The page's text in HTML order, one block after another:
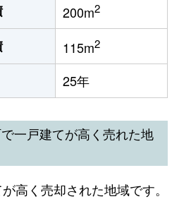
200m2
115m2
25年
一戸建てが高く売れた地
高く売却された地域です。